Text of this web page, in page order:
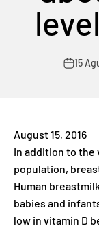
15
August 15, 2016
In addition to the
population,
Human
babies and
low in vitamin D